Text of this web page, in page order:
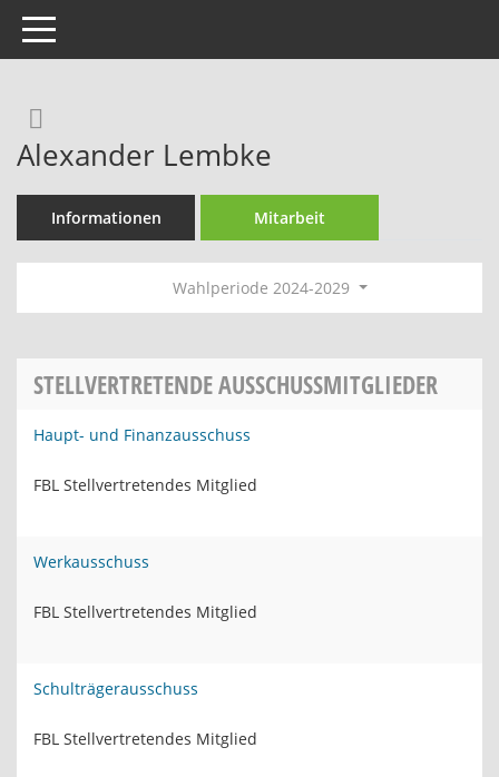
Toggle navigation
Alexander Lembke
Informationen Mitarbeit
Wahlperiode 2024-2029
STELLVERTRETENDE AUSSCHUSSMITGLIEDER
Haupt- und Finanzausschuss
FBL Stellvertretendes Mitglied
Werkausschuss
FBL Stellvertretendes Mitglied
Schulträgerausschuss
FBL Stellvertretendes Mitglied